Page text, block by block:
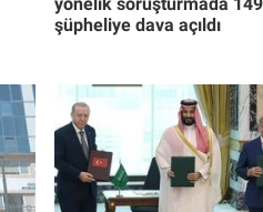
şüpheliye dava açıldı